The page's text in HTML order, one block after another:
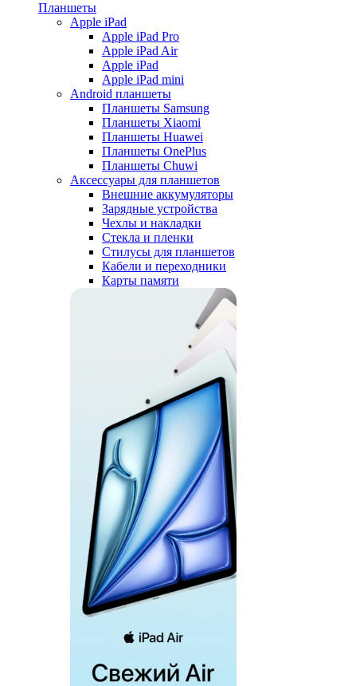
Планшеты
Apple iPad
Apple iPad Pro
Apple iPad Air
Apple iPad
Apple iPad mini
Android планшеты
Планшеты Samsung
Планшеты Xiaomi
Планшеты Huawei
Планшеты OnePlus
Планшеты Chuwi
Аксессуары для планшетов
Внешние аккумуляторы
Зарядные устройства
Чехлы и накладки
Стекла и пленки
Стилусы для планшетов
Кабели и переходники
Карты памяти